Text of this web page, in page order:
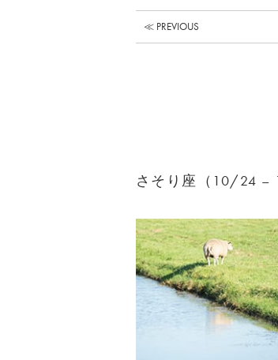
≪ PREVIOUS
さそり座（10/24 –